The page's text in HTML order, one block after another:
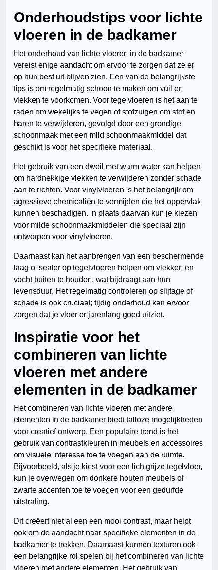
Onderhoudstips voor lichte
vloeren in de badkamer
Het onderhoud van lichte vloeren in de badkamer
vereist enige aandacht om ervoor te zorgen dat ze er
op hun best uit blijven zien. Een van de belangrijkste
tips is om regelmatig schoon te maken om vuil en
vlekken te voorkomen. Voor tegelvloeren is het aan te
raden om wekelijks te vegen of stofzuigen om stof en
haren te verwijderen, gevolgd door een grondige
schoonmaak met een mild schoonmaakmiddel dat
geschikt is voor het specifieke materiaal.
Het gebruik van een dweil met warm water kan helpen
om hardnekkige vlekken te verwijderen zonder schade
aan te richten. Voor vinylvloeren is het belangrijk om
agressieve chemicaliën te vermijden die het oppervlak
kunnen beschadigen. In plaats daarvan kun je kiezen
voor milde schoonmaakmiddelen die speciaal zijn
ontworpen voor vinylvloeren.
Daarnaast kan het aanbrengen van een beschermende
laag of sealer op tegelvloeren helpen om vlekken en
vocht buiten te houden, wat bijdraagt aan hun
levensduur. Het regelmatig controleren op slijtage of
schade is ook cruciaal; tijdig onderhoud kan ervoor
zorgen dat je vloer er jarenlang goed uitziet.
Inspiratie voor het
combineren van lichte
vloeren met andere
elementen in de badkamer
Het combineren van lichte vloeren met andere
elementen in de badkamer biedt talloze mogelijkheden
voor creatief ontwerp. Een populaire trend is het
gebruik van contrastkleuren in meubels en accessoires
om visuele interesse toe te voegen aan de ruimte.
Bijvoorbeeld, als je kiest voor een lichtgrijze tegelvloer,
kun je overwegen om donkere houten meubels of
zwarte accenten toe te voegen voor een gedurfde
uitstraling.
Dit creëert niet alleen een mooi contrast, maar helpt
ook om de aandacht naar specifieke elementen in de
badkamer te trekken. Daarnaast kunnen texturen ook
een belangrijke rol spelen bij het combineren van lichte
vloeren met andere elementen. Het gebruik van